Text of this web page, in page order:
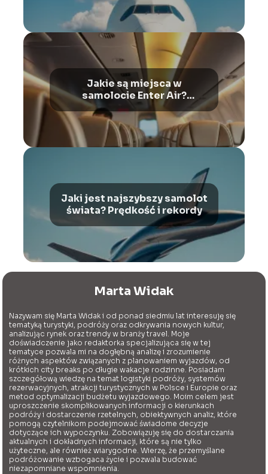
Jakie są miejsca w
samolocie Enter Air?
Przewodnik po Boeing 737-
800
Jaki jest najszybszy samolot
świata? Prędkość i rekordy
Marta Widak
Nazywam się Marta Widak i od ponad siedmiu lat interesuję się
tematyką turystyki, podróży oraz odkrywania nowych kultur,
analizując rynek oraz trendy w branży travel. Moje
doświadczenie jako redaktorka specjalizująca się w tej
tematyce pozwala mi na dogłębną analizę i zrozumienie
różnych aspektów związanych z planowaniem wyjazdów, od
krótkich city breaks po długie wakacje rodzinne. Posiadam
szczegółową wiedzę na temat logistyki podróży, systemów
rezerwacyjnych, atrakcji turystycznych w Polsce i Europie oraz
metod optymalizacji budżetu wyjazdowego. Moim celem jest
uproszczenie skomplikowanych informacji o kierunkach
podróży i dostarczenie rzetelnych, obiektywnych analiz, które
pomogą czytelnikom podejmować świadome decyzje
dotyczące ich wypoczynku. Zobowiązuję się do dostarczania
aktualnych i dokładnych informacji, które są nie tylko
użyteczne, ale również wiarygodne. Wierzę, że przemyślane
podróżowanie wzbogaca życie i pozwala budować
niezapomniane wspomnienia.